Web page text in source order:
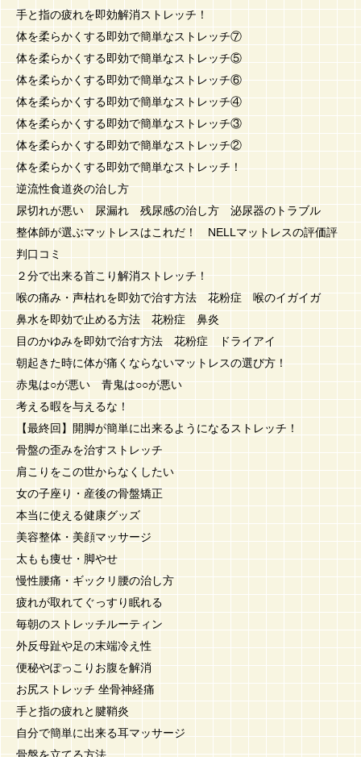
手と指の疲れを即効解消ストレッチ！
体を柔らかくする即効で簡単なストレッチ⑦
体を柔らかくする即効で簡単なストレッチ⑤
体を柔らかくする即効で簡単なストレッチ⑥
体を柔らかくする即効で簡単なストレッチ④
体を柔らかくする即効で簡単なストレッチ③
体を柔らかくする即効で簡単なストレッチ②
体を柔らかくする即効で簡単なストレッチ！
逆流性食道炎の治し方
尿切れが悪い 尿漏れ 残尿感の治し方 泌尿器のトラブル
整体師が選ぶマットレスはこれだ！ NELLマットレスの評価評
判口コミ
２分で出来る首こり解消ストレッチ！
喉の痛み・声枯れを即効で治す方法 花粉症 喉のイガイガ
鼻水を即効で止める方法 花粉症 鼻炎
目のかゆみを即効で治す方法 花粉症 ドライアイ
朝起きた時に体が痛くならないマットレスの選び方！
赤鬼は○が悪い 青鬼は○○が悪い
考える暇を与えるな！
【最終回】開脚が簡単に出来るようになるストレッチ！
骨盤の歪みを治すストレッチ
肩こりをこの世からなくしたい
女の子座り・産後の骨盤矯正
本当に使える健康グッズ
美容整体・美顔マッサージ
太もも痩せ・脚やせ
慢性腰痛・ギックリ腰の治し方
疲れが取れてぐっすり眠れる
毎朝のストレッチルーティン
外反母趾や足の末端冷え性
便秘やぽっこりお腹を解消
お尻ストレッチ 坐骨神経痛
手と指の疲れと腱鞘炎
自分で簡単に出来る耳マッサージ
骨盤を立てる方法